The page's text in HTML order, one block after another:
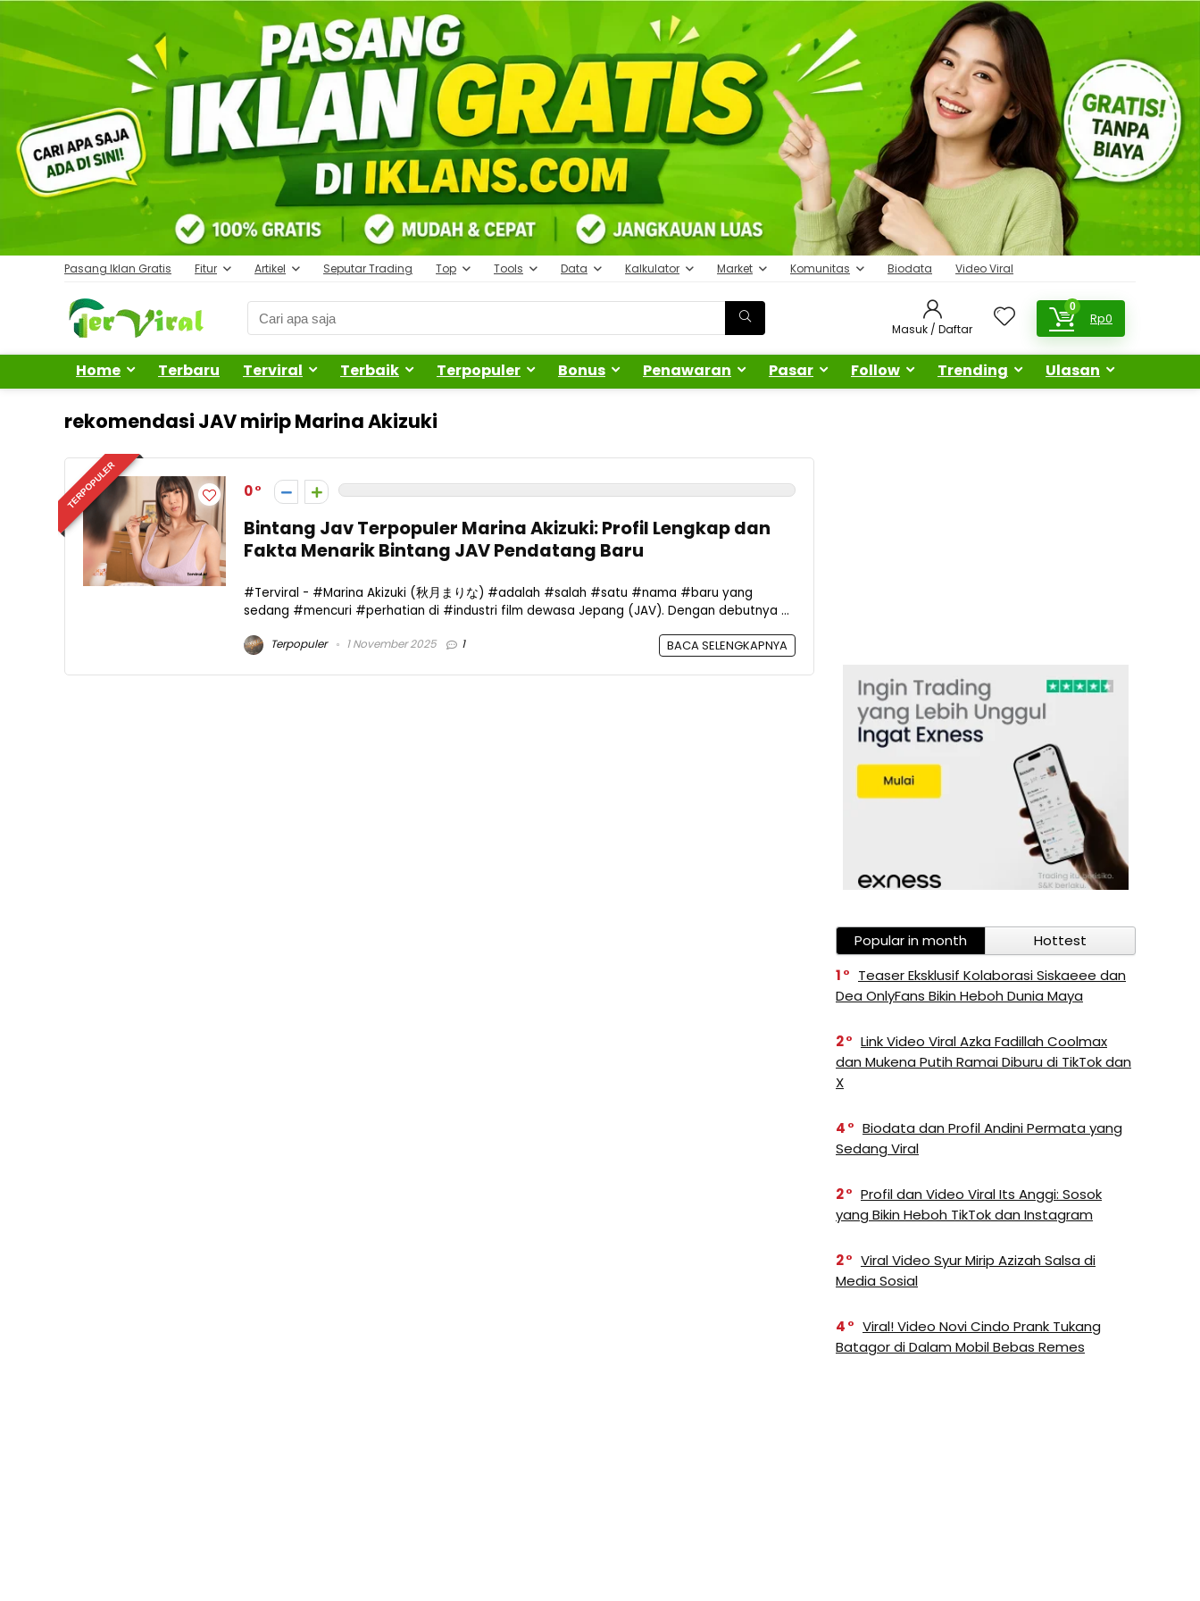
Pasang Iklan Gratis Fitur Artikel Seputar Trading Top Tools Data Kalkulator Market Komunitas Biodata Video Viral
Masuk / Daftar
0
Rp0
Home Terbaru Terviral Terbaik Terpopuler Bonus Penawaran Pasar Follow Trending Ulasan
rekomendasi JAV mirip Marina Akizuki
TERPOPULER 0
Bintang Jav Terpopuler Marina Akizuki: Profil Lengkap dan
Fakta Menarik Bintang JAV Pendatang Baru
#Terviral - #Marina Akizuki (秋月まりな) #adalah #salah #satu #nama #baru yang
sedang #mencuri #perhatian di #industri film dewasa Jepang (JAV). Dengan debutnya ...
Terpopuler 1 November 2025 1 BACA SELENGKAPNYA
Popular in month
Hottest
1
Teaser Eksklusif Kolaborasi Siskaeee dan
Dea OnlyFans Bikin Heboh Dunia Maya
2
Link Video Viral Azka Fadillah Coolmax
dan Mukena Putih Ramai Diburu di TikTok dan
X
4
Biodata dan Profil Andini Permata yang
Sedang Viral
2
Profil dan Video Viral Its Anggi: Sosok
yang Bikin Heboh TikTok dan Instagram
2
Viral Video Syur Mirip Azizah Salsa di
Media Sosial
4
Viral! Video Novi Cindo Prank Tukang
Batagor di Dalam Mobil Bebas Remes